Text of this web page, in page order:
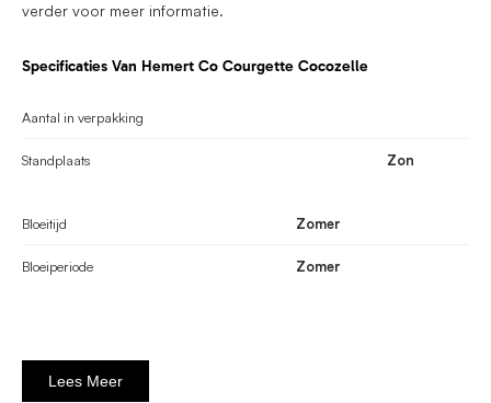
verder voor meer informatie.
Specificaties Van Hemert Co Courgette Cocozelle
Aantal in verpakking
Standplaats Zon
Bloeitijd Zomer
Bloeiperiode Zomer
Lees Meer